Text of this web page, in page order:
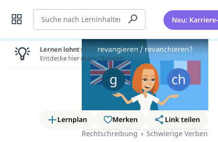
Suche Neu:
Lernplan Merken
Link teilen
Rechtschreibung
Schwierige Verben
Lernen lohnt sich!
Entdecke hier deine Chancen.